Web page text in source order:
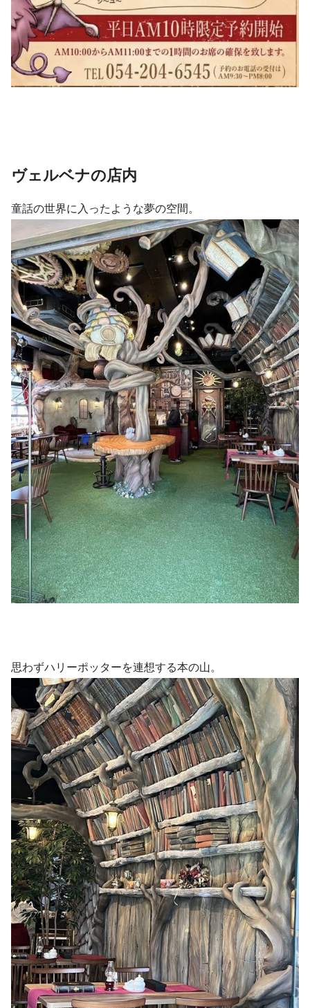
ヴェルベナの店内
童話の世界に入ったような夢の空間。
思わずハリーポッターを連想する本の山。